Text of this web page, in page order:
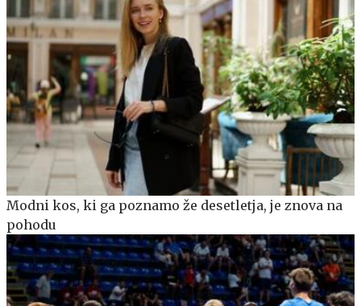
Modni kos, ki ga poznamo že desetletja, je znova na
pohodu